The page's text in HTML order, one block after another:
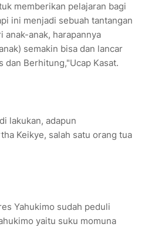
memberikan pelajaran bagi
ini menjadi sebuah tantangan
anak, harapannya
semakin bisa dan lancar
dan Berhitung,"Ucap Kasat.
lakukan, adapun
Keikye, salah satu orang tua
Yahukimo sudah peduli
yaitu suku momuna